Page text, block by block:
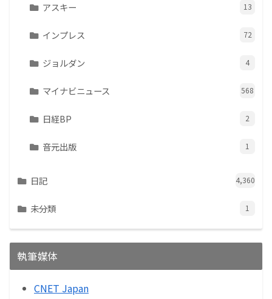
アスキー 13
インプレス 72
ジョルダン 4
マイナビニュース 568
日経BP 2
音元出版 1
日記 4,360
未分類 1
執筆媒体
CNET Japan